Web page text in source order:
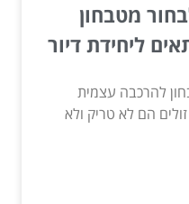
מטבחון
ליחידת דיור
להרכבה עצמית
הם לא טריק ולא